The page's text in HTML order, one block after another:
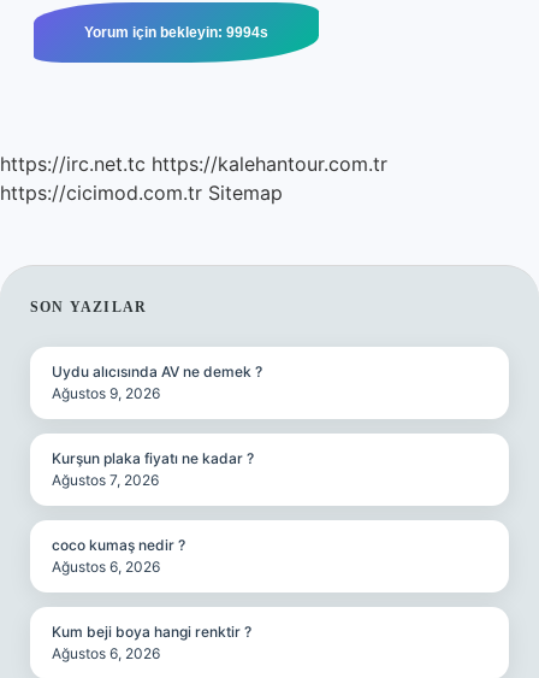
https://irc.net.tc https://kalehantour.com.tr
https://cicimod.com.tr Sitemap
SIDEBAR
SON YAZILAR
Uydu alıcısında AV ne demek ?
Ağustos 9, 2026
Kurşun plaka fiyatı ne kadar ?
Ağustos 7, 2026
coco kumaş nedir ?
Ağustos 6, 2026
Kum beji boya hangi renktir ?
Ağustos 6, 2026